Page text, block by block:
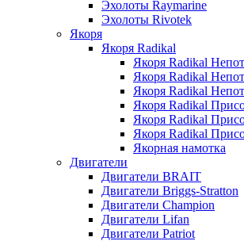
Эхолоты Raymarine
Эхолоты Rivotek
Якоря
Якоря Radikal
Якоря Radikal
Якоря Radikal
Якоря Radikal
Якоря Radikal
Якоря Radikal
Якоря Radikal
Якорная намотка
Двигатели
Двигатели BRAIT
Двигатели Briggs-Stratton
Двигатели Champion
Двигатели Lifan
Двигатели Patriot